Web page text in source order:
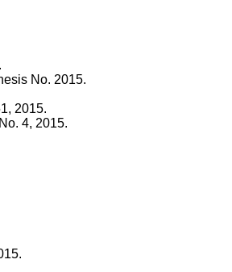
No. 2015.
2015.
4, 2015.